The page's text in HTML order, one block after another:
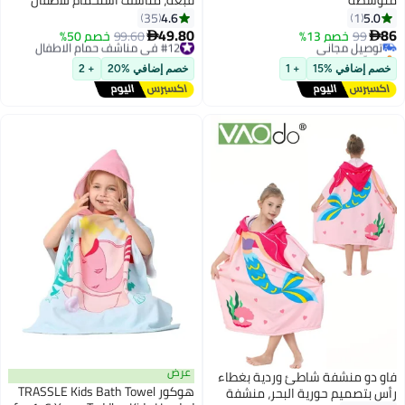
5.0
1
86
99 خصم 13%
توصيل مجاني
بتخلّص بسرعة
توصيل مجاني
خصم إضافي %15 + 1
سريعة الجفاف، مناشف شاطئ
للسباحة، روب استحمام للأطفال
فائق النعومة والامتصاص مع قبعة
للأولاد والبنات "
4.6
35
49.80
99.60خصم 50% #12 في مناشف حمام الاطفال
توصيل مجاني
#12 في مناشف حمام الاطفال
خصم إضافي %20 + 2
فاو دو منشفة شاطئ وردية بغطاء
رأس بتصميم حورية البحر، منشفة
عرض
هوكور TRASSLE Kids Bath Towel